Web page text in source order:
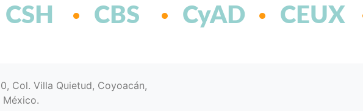
CSH CBS CyAD CEUX
Col. Villa Quietud, Coyoacán,
México.